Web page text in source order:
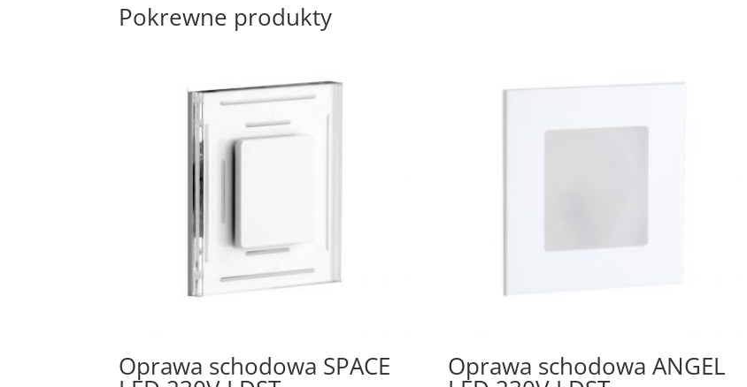
Pokrewne produkty
Oprawa schodowa SPACE Oprawa schodowa ANGEL